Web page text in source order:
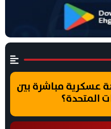
عسكرية مباشرة بين
المتحدة؟